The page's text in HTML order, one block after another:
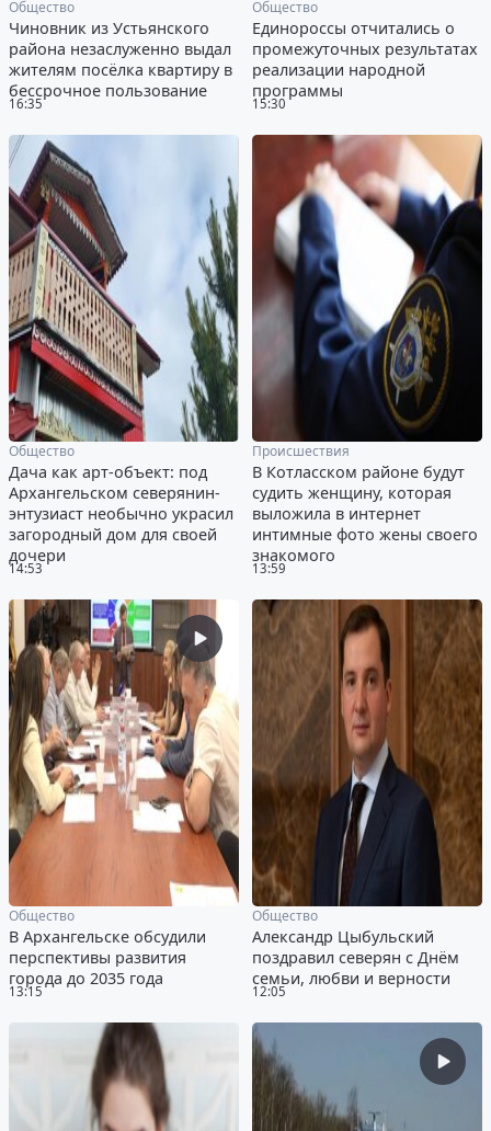
16:35
Общество
Чиновник из Устьянского
района незаслуженно выдал
жителям посёлка квартиру в
бессрочное пользование
15:30
Общество
Единороссы отчитались о
промежуточных результатах
реализации народной
программы
14:53
Общество
Дача как арт-объект: под
Архангельском северянин-
энтузиаст необычно украсил
загородный дом для своей
дочери
13:59
Происшествия
В Котласском районе будут
судить женщину, которая
выложила в интернет
интимные фото жены своего
знакомого
13:15
Общество
В Архангельске обсудили
перспективы развития
города до 2035 года
12:05
Общество
Александр Цыбульский
поздравил северян с Днём
семьи, любви и верности